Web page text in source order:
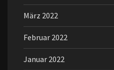
März 2022
Februar 2022
Januar 2022